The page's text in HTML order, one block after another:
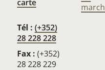
carte
Tél : (+352)
28 228 228
Fax : (+352)
28 228 229